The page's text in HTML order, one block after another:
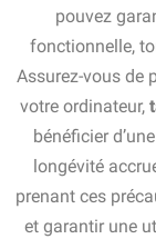
pouvez
fonctionnelle,
Assurez-vous de
votre ordinateur,
bénéficier
longévité
prenant ces
et garantir une